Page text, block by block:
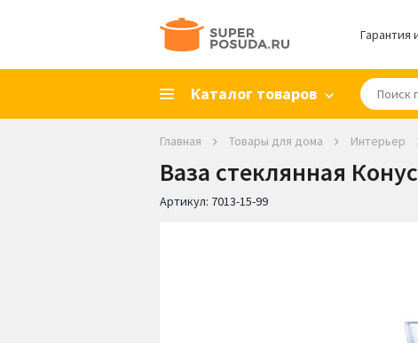
Гарантия
Каталог товаров
Главная Товары для дома Интерьер
Ваза стеклянная
Артикул: 7013-15-99